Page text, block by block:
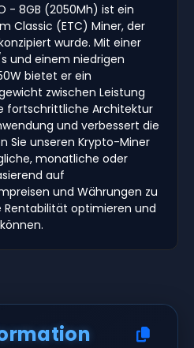
- 8GB (2050Mh) ist ein
Classic (ETC) Miner, der
wurde. Mit einer
und einem niedrigen
bietet er ein
zwischen Leistung
fortschrittliche Architektur
und verbessert die
Sie unseren Krypto-Miner
monatliche oder
auf
und Währungen zu
Rentabilität optimieren und